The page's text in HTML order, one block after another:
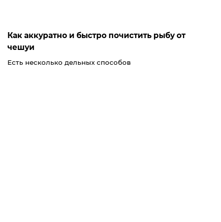
Как аккуратно и быстро почистить рыбу от
чешуи
Есть несколько дельных способов